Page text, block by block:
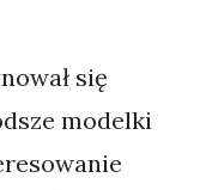
się
modelki